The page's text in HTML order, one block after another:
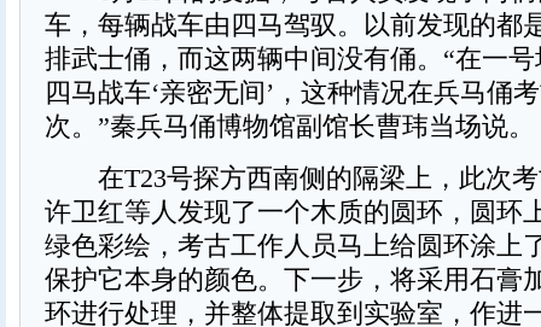
车，每辆战车由四马驾驭。以前发现的都
排武士俑，而这两辆中间没有俑。“在一
四马战车‘亲密无间’，这种情况在兵马俑
次。”秦兵马俑博物馆副馆长曹玮当场说。
在T23号探方西南侧的隔梁上，此次考
许卫红等人发现了一个木质的圆环，圆环
绿色彩绘，考古工作人员马上给圆环涂上
保护它本身的颜色。下一步，将采用石膏
环进行处理，并整体提取到实验室，作进